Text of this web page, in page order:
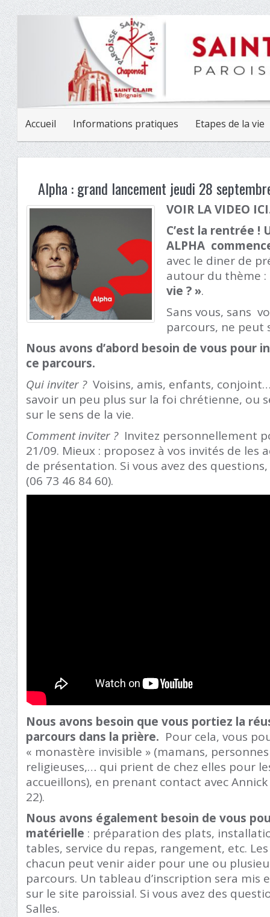
Accueil Informations pratiques Etapes de la vie
Alpha : grand lancement jeudi 28
VOIR LA VIDEO
C’est la rentrée !
ALPHA
avec le diner de
autour du thème :
vie ? ».
Sans vous, sans
parcours, ne peut
Nous avons d’abord besoin de vous pour
ce parcours.
Qui inviter ?Voisins, amis, enfants,
savoir un peu plus sur la foi chrétienne, ou
sur le sens de la vie.
Comment inviter ?Invitez personnellement
21/09. Mieux : proposez à vos invités de les
de présentation. Si vous avez des
(06 73 46 84 60).
Nous avons besoin que vous portiez la
parcours dans la prière. Pour cela, vous
« monastère invisible » (mamans,
religieuses,… qui prient de chez elles pour
accueillons), en prenant contact avec
22).
Nous avons également besoin de vous
matérielle : préparation des plats,
tables, service du repas, rangement, etc.
chacun peut venir aider pour une ou
parcours. Un tableau d’inscription sera mis
sur le site paroissial. Si vous avez des
Salles.